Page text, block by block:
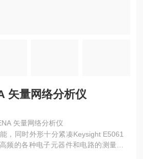
矢量网络分析仪
矢量网络分析仪
，同时外形十分紧凑Keysight E5061
频的各种电子元器件和电路的测量需